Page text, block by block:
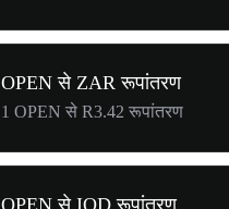
OPEN से ZAR रूपांतरण
1 OPEN से R3.42 रूपांतरण
OPEN से IQD रूपांतरण